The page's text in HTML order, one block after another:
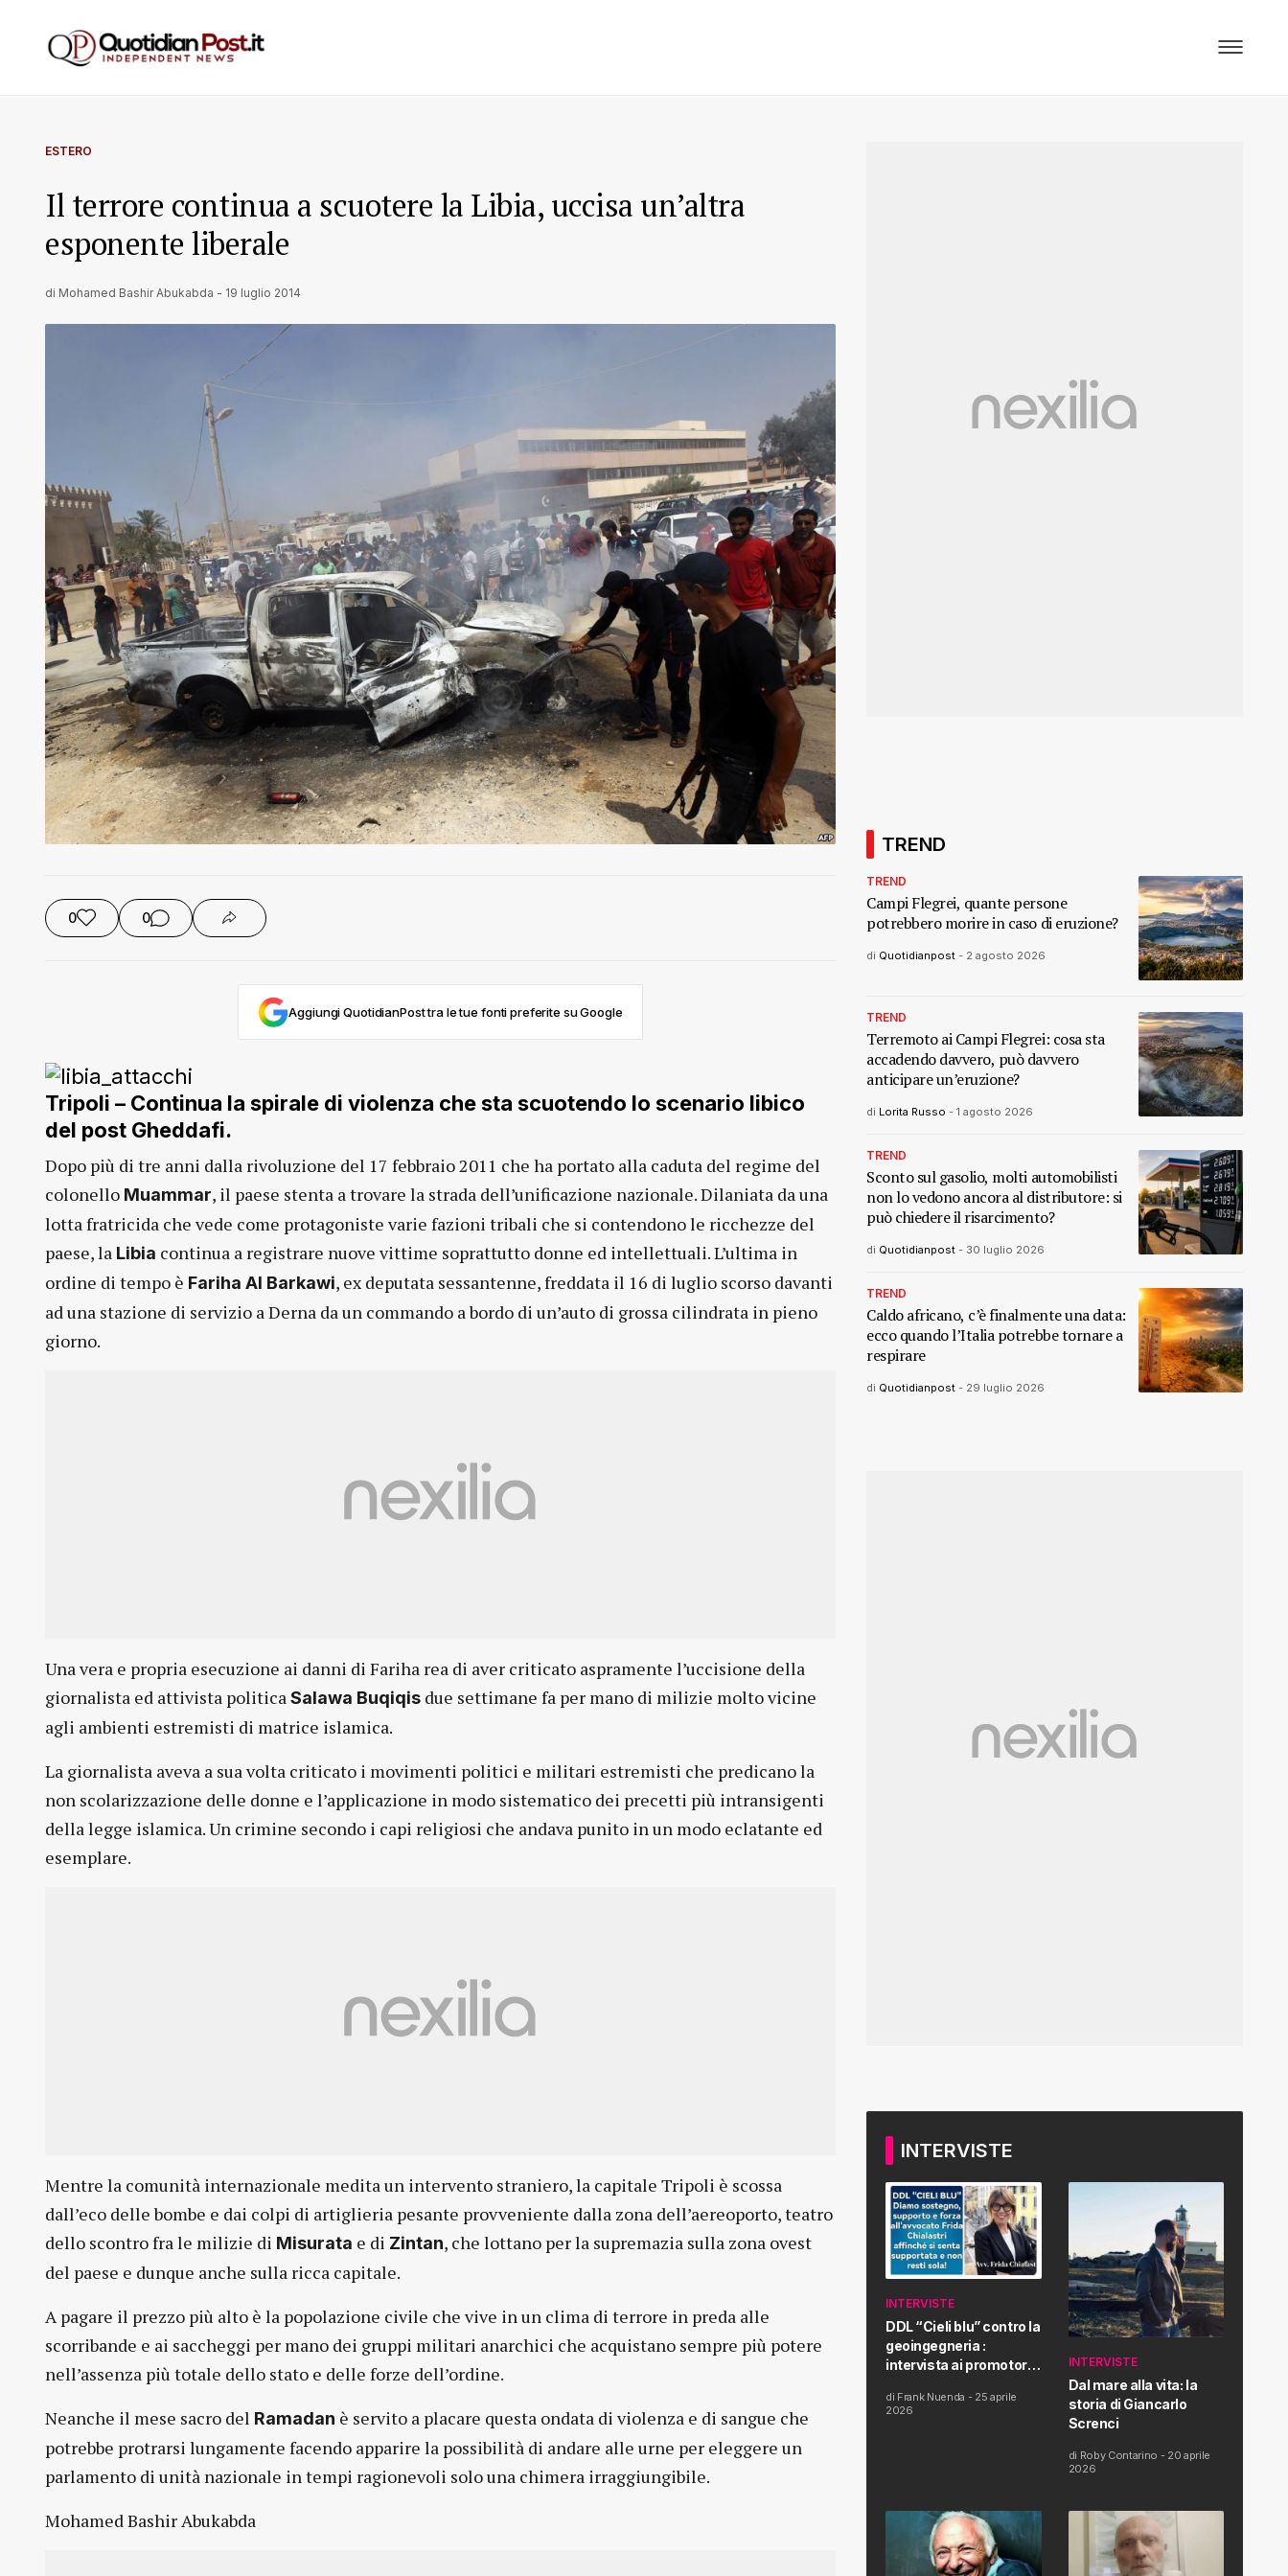
ESTERO
Il terrore continua a scuotere la Libia, uccisa un’altra
esponente liberale
di Mohamed Bashir Abukabda - 19 luglio 2014
0 0
Aggiungi QuotidianPost tra le tue fonti preferite su Google
Tripoli – Continua la spirale di violenza che sta scuotendo lo scenario libico
del post Gheddafi.
Dopo più di tre anni dalla rivoluzione del 17 febbraio 2011 che ha portato alla caduta del regime del
colonello Muammar, il paese stenta a trovare la strada dell’unificazione nazionale. Dilaniata da una
lotta fratricida che vede come protagoniste varie fazioni tribali che si contendono le ricchezze del
paese, la Libia continua a registrare nuove vittime soprattutto donne ed intellettuali. L’ultima in
ordine di tempo è Fariha Al Barkawi, ex deputata sessantenne, freddata il 16 di luglio scorso davanti
ad una stazione di servizio a Derna da un commando a bordo di un’auto di grossa cilindrata in pieno
giorno.
Una vera e propria esecuzione ai danni di Fariha rea di aver criticato aspramente l’uccisione della
giornalista ed attivista politicaSalawa Buqiqis due settimane fa per mano di milizie molto vicine
agli ambienti estremisti di matrice islamica.
La giornalista aveva a sua volta criticato i movimenti politici e militari estremisti che predicano la
non scolarizzazione delle donne e l’applicazione in modo sistematico dei precetti più intransigenti
della legge islamica. Un crimine secondo i capi religiosi che andava punito in un modo eclatante ed
esemplare.
Mentre la comunità internazionale medita un intervento straniero, la capitale Tripoli è scossa
dall’eco delle bombe e dai colpi di artiglieria pesante provveniente dalla zona dell’aereoporto, teatro
dello scontro fra le milizie di Misurata e di Zintan, che lottano per la supremazia sulla zona ovest
del paese e dunque anche sulla ricca capitale.
A pagare il prezzo più alto è la popolazione civile che vive in un clima di terrore in preda alle
scorribande e ai saccheggi per mano dei gruppi militari anarchici che acquistano sempre più potere
nell’assenza più totale dello stato e delle forze dell’ordine.
Neanche il mese sacro del Ramadan è servito a placare questa ondata di violenza e di sangue che
potrebbe protrarsi lungamente facendo apparire la possibilità di andare alle urne per eleggere un
parlamento di unità nazionale in tempi ragionevoli solo una chimera irraggiungibile.
Mohamed Bashir Abukabda
TREND
TREND
Campi Flegrei, quante persone
potrebbero morire in caso di eruzione?
di Quotidianpost - 2 agosto 2026
TREND
Terremoto ai Campi Flegrei: cosa sta
accadendo davvero, può davvero
anticipare un’eruzione?
di Lorita Russo - 1 agosto 2026
TREND
Sconto sul gasolio, molti automobilisti
non lo vedono ancora al distributore: si
può chiedere il risarcimento?
di Quotidianpost - 30 luglio 2026
TREND
Caldo africano, c’è finalmente una data:
ecco quando l’Italia potrebbe tornare a
respirare
di Quotidianpost - 29 luglio 2026
INTERVISTE
INTERVISTE
DDL “Cieli blu” contro la
geoingegneria :
intervista ai promotori
Proposta di Legge
di Frank Nuenda - 25 aprile
2026
INTERVISTE
Dal mare alla vita: la
storia di Giancarlo
Screnci
di Roby Contarino - 20 aprile
2026